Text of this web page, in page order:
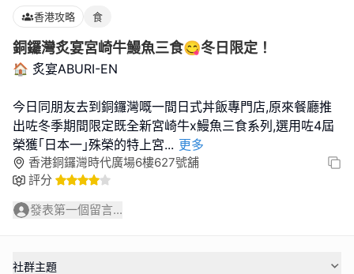
香港攻略 食
銅鑼灣炙宴宮崎牛鰻魚三食😋冬日限定！
🏠 炙宴ABURI-EN
今日同朋友去到銅鑼灣嘅一間日式丼飯專門店,原來餐廳推
出咗冬季期間限定既全新宮崎牛x鰻魚三食系列,選用咗4屆
榮獲｢日本一｣殊榮的特上宮... 更多
香港銅鑼灣時代廣場6樓627號舖
評分
發表第一個留言...
社群主題